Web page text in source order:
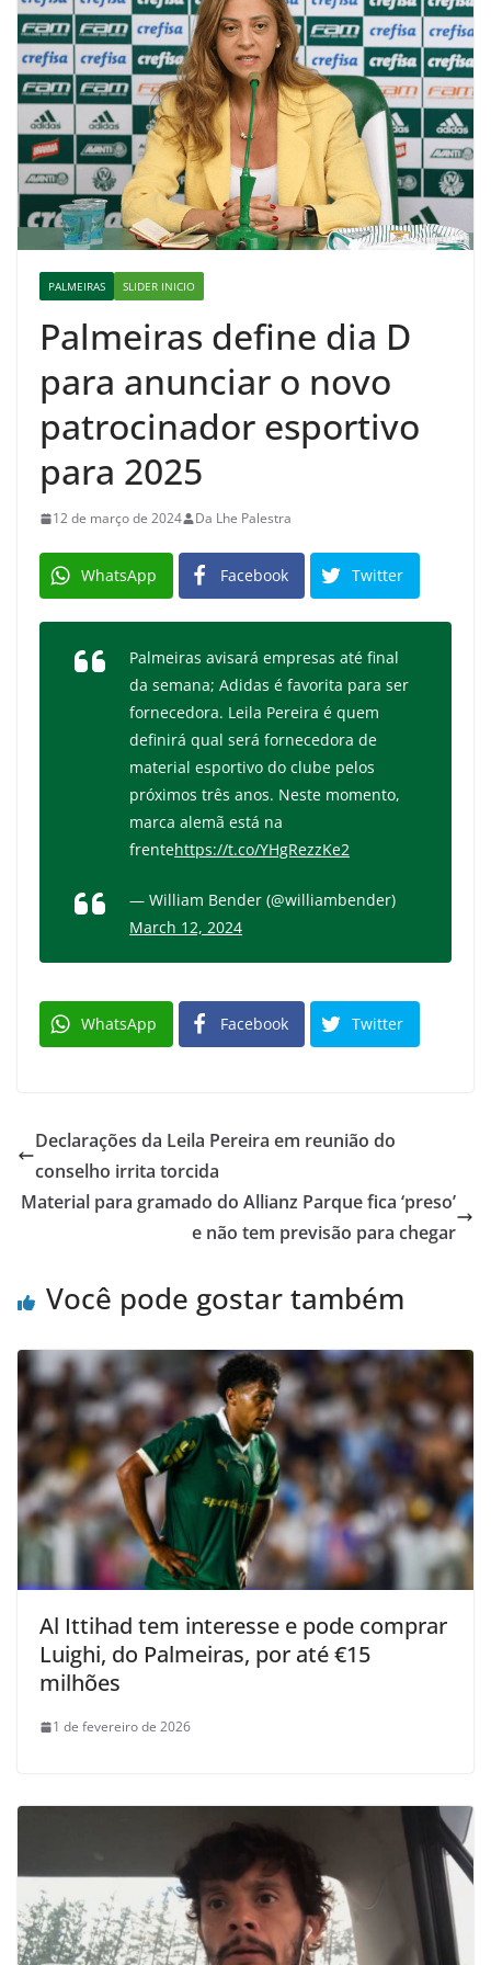
PALMEIRAS SLIDER INICIO
Palmeiras define dia D
para anunciar o novo
patrocinador esportivo
para 2025
12 de março de 2024 Da Lhe Palestra
WhatsApp Facebook Twitter
Palmeiras avisará empresas até final
da semana; Adidas é favorita para ser
fornecedora. Leila Pereira é quem
definirá qual será fornecedora de
material esportivo do clube pelos
próximos três anos. Neste momento,
marca alemã está na
frentehttps://t.co/YHgRezzKe2
— William Bender (@williambender)
March 12, 2024
WhatsApp Facebook Twitter
Declarações da Leila Pereira em reunião do
conselho irrita torcida
Material para gramado do Allianz Parque fica ‘preso’
e não tem previsão para chegar
Você pode gostar também
Al Ittihad tem interesse e pode comprar
Luighi, do Palmeiras, por até €15
milhões
1 de fevereiro de 2026